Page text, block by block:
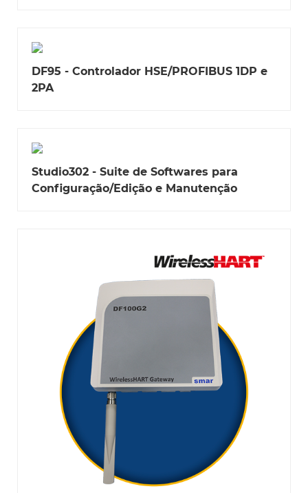
DF95 - Controlador HSE/PROFIBUS 1DP e
2PA
Studio302 - Suite de Softwares para
Configuração/Edição e Manutenção